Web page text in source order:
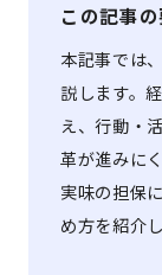
この記事
本記事では
説します。
え、行動・
革が進みに
実味の担保
め方を紹介し